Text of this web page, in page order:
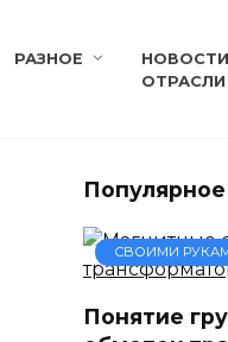
РАЗНОЕ
НОВОСТИ
ОТРАСЛИ
Популярное
СВОИМИ
Понятие